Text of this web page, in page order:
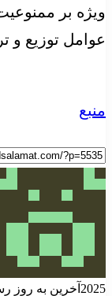
ویژه بر
عوامل توزیع و
منبع
2025 آخرین به روز رسانی: 13